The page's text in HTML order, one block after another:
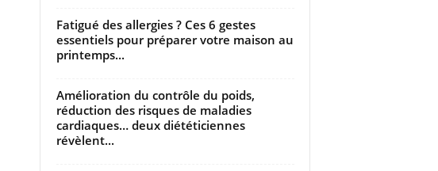
Fatigué des allergies ? Ces 6 gestes
essentiels pour préparer votre maison au
printemps...
Amélioration du contrôle du poids,
réduction des risques de maladies
cardiaques… deux diététiciennes
révèlent...